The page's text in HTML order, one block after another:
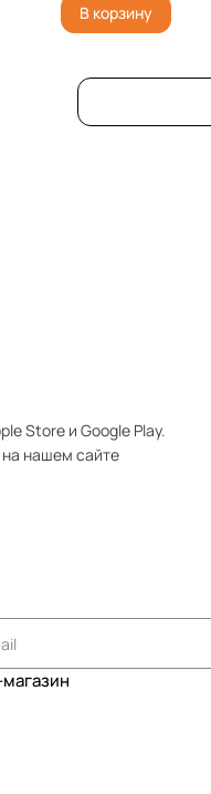
В корзину
Store и Google Play.
нашем сайте